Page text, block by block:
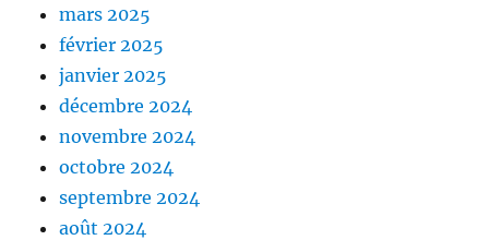
mars 2025
février 2025
janvier 2025
décembre 2024
novembre 2024
octobre 2024
septembre 2024
août 2024